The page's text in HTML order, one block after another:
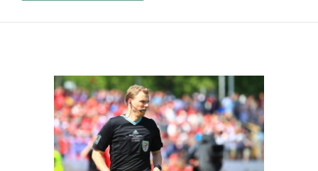
Zeige
grösseres
Bild